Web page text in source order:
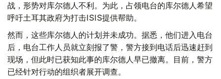
战，形势对库尔德人不利。为此，占领电台的库尔德人希望
呼吁土耳其政府为打击ISIS提供帮助。
然而，这些库尔德人的计划并未成功。据悉，他们进入电台
后，电台工作人员就立刻报了警，警方接到电话后迅速赶到
现场，但此时已获知此事的库尔德人早已撤离。目前，警方
已经针对行动的组织者展开调查。